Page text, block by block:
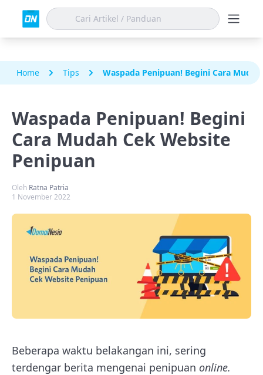
Home Tips Waspada Penipuan! Begini Cara
Waspada Penipuan! Begini
Cara Mudah Cek Website
Penipuan
Oleh Ratna Patria
1 November 2022
Beberapa waktu belakangan ini, sering
terdengar berita mengenai penipuan online.